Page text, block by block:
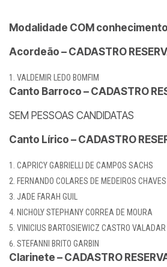
Modalidade COM conhecimento
Acordeão – CADASTRO
VALDEMIR LEDO BOMFIM
Canto Barroco – CADASTRO
SEM PESSOAS CANDIDATAS
Canto Lírico – CADASTRO
CAPRICY GABRIELLI DE CAMPOS SACHS
FERNANDO COLARES DE MEDEIROS CHAVES
JADE FARAH GUIL
NICHOLY STEPHANY CORREA DE MOURA
VINICIUS BARTOSIEWICZ CASTRO VALADAR
STEFANNI BRITO GARBIN
Clarinete – CADASTRO